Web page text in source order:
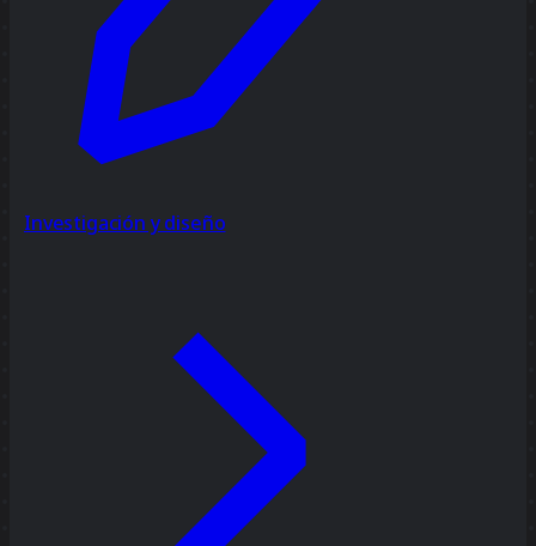
Investigación y diseño